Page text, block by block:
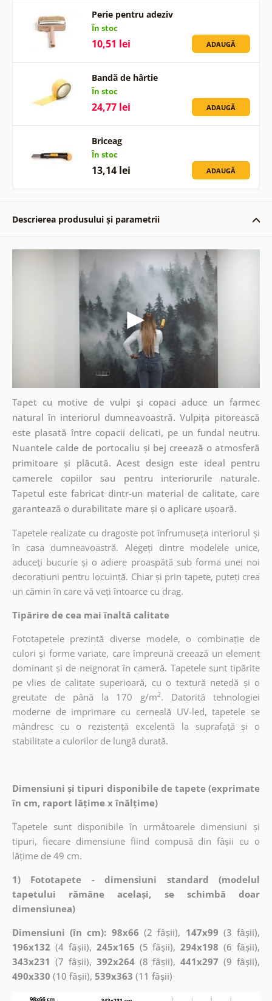
Perie pentru adeziv
În stoc
10,51 lei ADAUGĂ
Bandă de hârtie
În stoc
24,77 lei ADAUGĂ
Briceag
În stoc
13,14 lei ADAUGĂ
Descrierea produsului și parametrii
Tapet cu motive de vulpi și copaci aduce un farmec
natural în interiorul dumneavoastră. Vulpița pitorească
este plasată între copacii delicati, pe un fundal neutru.
Nuantele calde de portocaliu și bej creează o atmosferă
primitoare și plăcută. Acest design este ideal pentru
camerele copiilor sau pentru interiorurile naturale.
Tapetul este fabricat dintr-un material de calitate, care
garantează o durabilitate mare și o aplicare ușoară.
Tapetele realizate cu dragoste pot înfrumuseța interiorul și
în casa dumneavoastră. Alegeți dintre modelele unice,
aduceți bucurie și o adiere proaspătă sub forma unei noi
decorațiuni pentru locuință. Chiar și prin tapete, puteți crea
un cămin în care vă veți întoarce cu drag.
Tipărire de cea mai înaltă calitate
Fototapetele prezintă diverse modele, o combinație de
culori și forme variate, care împreună creează un element
dominant și de neignorat în cameră. Tapetele sunt tipărite
pe vlies de calitate superioară, cu o textură netedă și o
greutate de până la 170 g/m2. Datorită tehnologiei
moderne de imprimare cu cerneală UV-led, tapetele se
mândresc cu o rezistență excelentă la suprafață și o
stabilitate a culorilor de lungă durată.
Dimensiuni și tipuri disponibile de tapete (exprimate
în cm, raport lățime x înălțime)
Tapetele sunt disponibile în următoarele dimensiuni și
tipuri, fiecare dimensiune fiind compusă din fâșii cu o
lățime de 49 cm.
1) Fototapete - dimensiuni standard (modelul
tapetului rămâne același, se schimbă doar
dimensiunea)
Dimensiuni (în cm): 98x66 (2 fâșii), 147x99 (3 fâșii),
196x132 (4 fâșii), 245x165 (5 fâșii),294x198 (6 fâșii),
343x231 (7 fâșii), 392x264(8 fâșii),441x297 (9 fâșii),
490x330 (10 fâșii), 539x363 (11 fâșii)